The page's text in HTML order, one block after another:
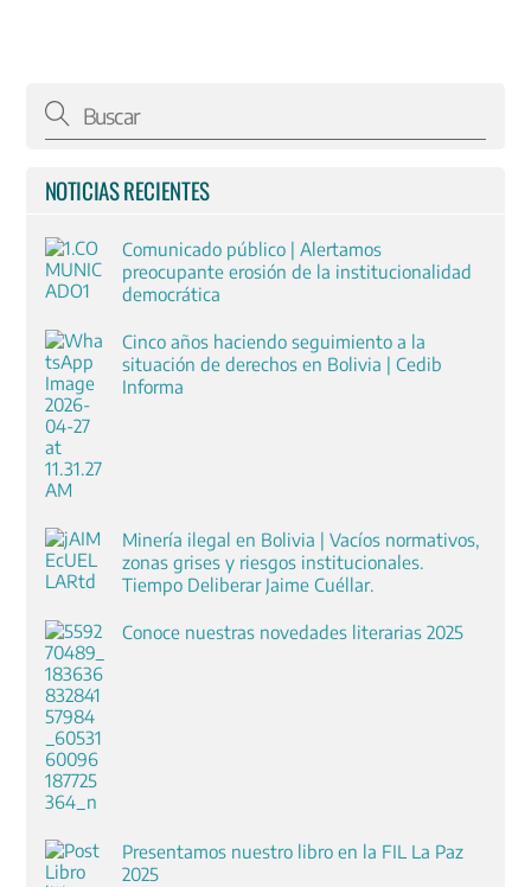
NOTICIAS RECIENTES
Comunicado público | Alertamos
preocupante erosión de la institucionalidad
democrática
Cinco años haciendo seguimiento a la
situación de derechos en Bolivia | Cedib
Informa
Minería ilegal en Bolivia | Vacíos normativos,
zonas grises y riesgos institucionales.
Tiempo Deliberar Jaime Cuéllar.
Conoce nuestras novedades literarias 2025
Presentamos nuestro libro en la FIL La Paz
2025